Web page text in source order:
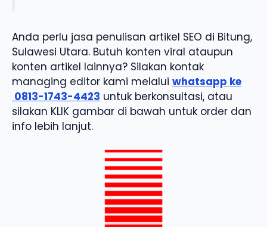
Anda perlu jasa penulisan artikel SEO di Bitung,
Sulawesi Utara. Butuh konten viral ataupun
konten artikel lainnya? Silakan kontak
managing editor kami melalui whatsapp ke
0813-1743-4423 untuk berkonsultasi, atau
silakan KLIK gambar di bawah untuk order dan
info lebih lanjut.